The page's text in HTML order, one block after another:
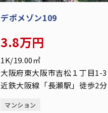
デポメゾン109
3.8万円
1K/19.00㎡
大阪府東大阪市吉松１丁目1-3
近鉄大阪線「長瀬駅」徒歩2分
マンション